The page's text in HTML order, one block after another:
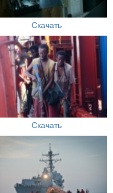
Скачать
Скачать